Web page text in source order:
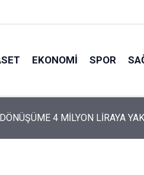
EKONOMI SPOR
69 KİŞİLİK KURUCU KADROSU